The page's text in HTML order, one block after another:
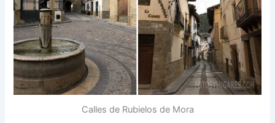
Calles de Rubielos de Mora